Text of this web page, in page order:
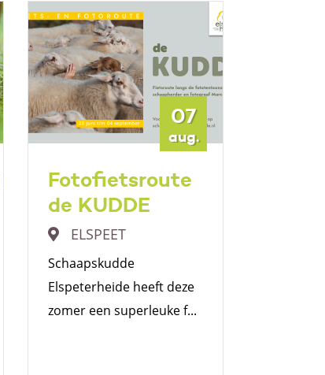
07
aug.
Fotofietsroute
de KUDDE
ELSPEET
Schaapskudde
Elspeterheide heeft deze
zomer een superleuke f...